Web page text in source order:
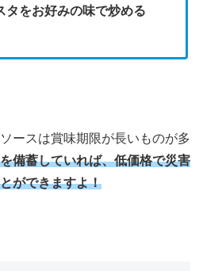
タをお好みの味で炒める
ースは賞味期限が長いものが多
備蓄していれば、低価格で災害
ができますよ！